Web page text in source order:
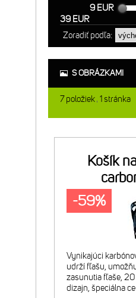
9 EUR
39 EUR
Zoradiť podľa:
S OBRÁZKAMI
7položiek 1stránka
Košík
Vynikajúci
udrží fľašu,
zasunutia fľaše,
dizajn, špeciálna
-59%